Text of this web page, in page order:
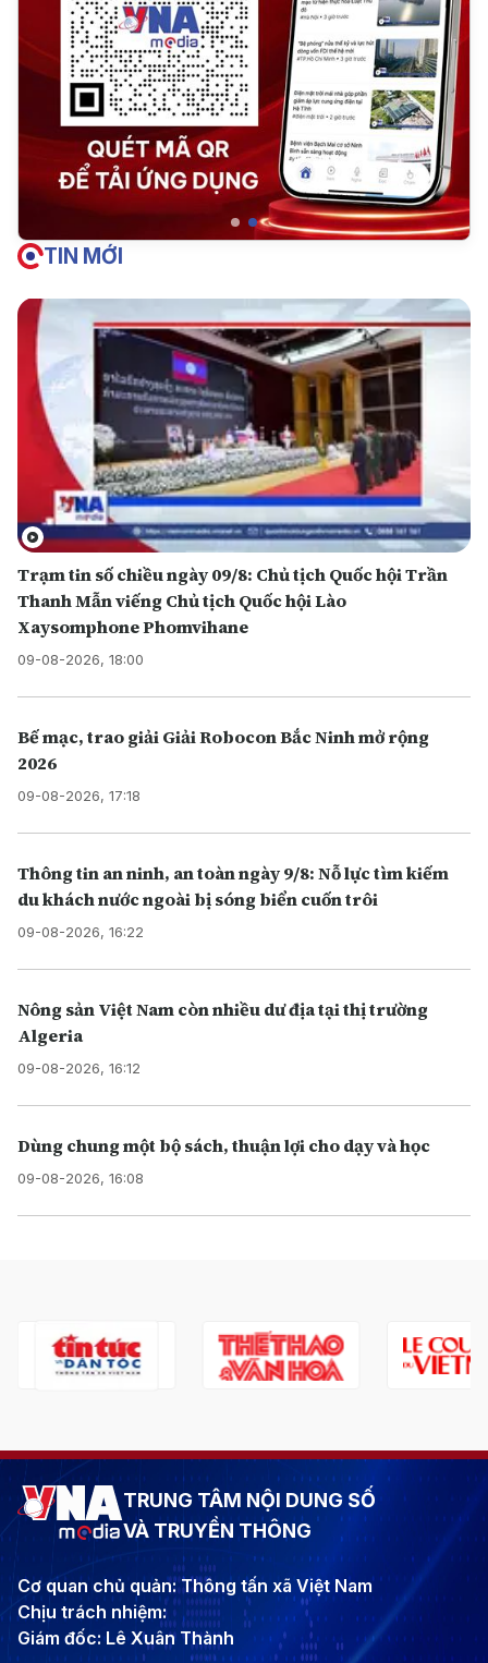
TIN MỚI
Trạm tin số chiều ngày 09/8: Chủ tịch Quốc hội Trần
Thanh Mẫn viếng Chủ tịch Quốc hội Lào
Xaysomphone Phomvihane
09-08-2026, 18:00
Bế mạc, trao giải Giải Robocon Bắc Ninh mở rộng
2026
09-08-2026, 17:18
Thông tin an ninh, an toàn ngày 9/8: Nỗ lực tìm kiếm
du khách nước ngoài bị sóng biển cuốn trôi
09-08-2026, 16:22
Nông sản Việt Nam còn nhiều dư địa tại thị trường
Algeria
09-08-2026, 16:12
Dùng chung một bộ sách, thuận lợi cho dạy và học
09-08-2026, 16:08
TRUNG TÂM NỘI DUNG SỐ
VÀ TRUYỀN THÔNG
Cơ quan chủ quản: Thông tấn xã Việt Nam
Chịu trách nhiệm:
Giám đốc: Lê Xuân Thành